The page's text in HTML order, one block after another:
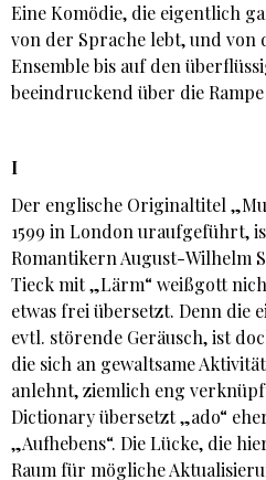
Eine Komödie, die eigentlich
von der Sprache lebt, und
Ensemble bis auf den
beeindruckend über die
I
Der englische Originaltitel
1599 in London uraufgeführt,
Romantikern August-Wilhelm
Tieck mit „Lärm“ weißgott
etwas frei übersetzt. Denn die
evtl. störende Geräusch, ist
die sich an gewaltsame
anlehnt, ziemlich eng
Dictionary übersetzt „ado“
„Aufhebens“. Die Lücke, die
Raum für mögliche